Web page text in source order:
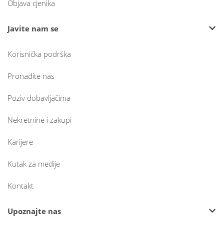
Objava cjenika
Javite nam se
Korisnička podrška
Pronađite nas
Poziv dobavljačima
Nekretnine i zakupi
Karijere
Kutak za medije
Kontakt
Upoznajte nas